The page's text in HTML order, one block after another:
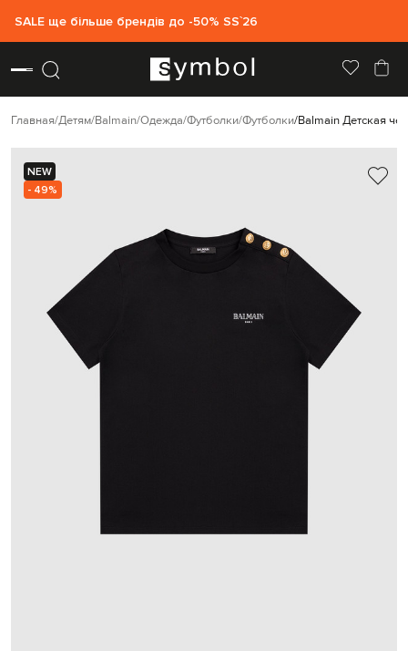
SALE ще більше брендів до -50% SS`26
Главная Детям Balmain Одежда Футболки Футболки Balmain Детская
NEW
- 49%